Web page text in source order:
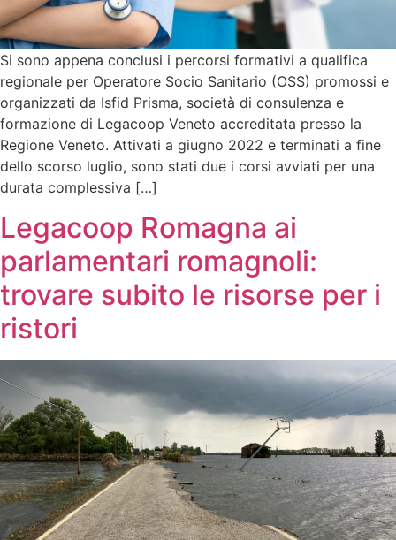
Si sono appena conclusi i percorsi formativi a qualifica
regionale per Operatore Socio Sanitario (OSS) promossi e
organizzati da Isfid Prisma, società di consulenza e
formazione di Legacoop Veneto accreditata presso la
Regione Veneto. Attivati a giugno 2022 e terminati a fine
dello scorso luglio, sono stati due i corsi avviati per una
durata complessiva […]
Legacoop Romagna ai
parlamentari romagnoli:
trovare subito le risorse per i
ristori